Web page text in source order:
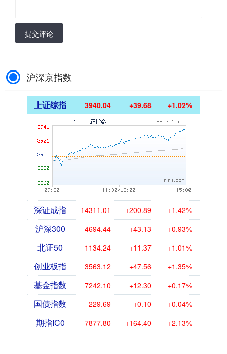
提交评论
沪深京指数
上证综指 3940.04 +39.68 +1.02%
深证成指 14311.01 +200.89 +1.42%
沪深300 4694.44 +43.13 +0.93%
北证50 1134.24 +11.37 +1.01%
创业板指 3563.12 +47.56 +1.35%
基金指数 7242.10 +12.30 +0.17%
国债指数 229.69 +0.10 +0.04%
期指IC0 7877.80 +164.40 +2.13%